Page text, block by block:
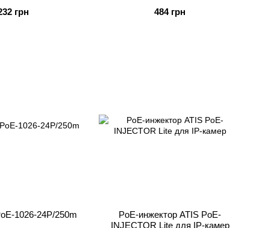
грн
484 грн
1026-24P/250m
PoE-инжектор ATIS PoE-
INJECTOR Lite для IP-камер